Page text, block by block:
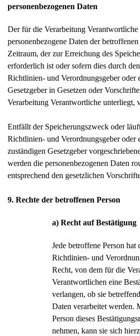
personenbezogenen Daten
Der für die Verarbeitung Verantwortliche
personenbezogene Daten der
Zeitraum, der zur Erreichung des
erforderlich ist oder sofern dies durch
Richtlinien- und Verordnungsgeber oder
Gesetzgeber in Gesetzen oder
Verarbeitung Verantwortliche unterliegt,
Entfällt der Speicherungszweck oder
Richtlinien- und Verordnungsgeber oder
zuständigen Gesetzgeber
werden die personenbezogenen Daten
entsprechend den gesetzlichen
9. Rechte der betroffenen Person
a) Recht auf Bestätigung
Jede betroffene Person hat
Richtlinien- und
Recht, von dem für die
Verantwortlichen eine
verlangen, ob sie
Daten verarbeitet werden.
Person dieses
nehmen, kann sie sich